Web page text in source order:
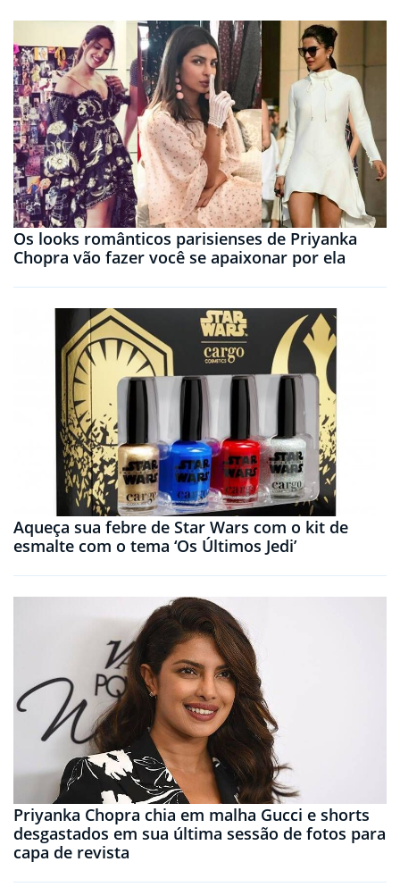
Os looks românticos parisienses de Priyanka
Chopra vão fazer você se apaixonar por ela
Aqueça sua febre de Star Wars com o kit de
esmalte com o tema ‘Os Últimos Jedi’
Priyanka Chopra chia em malha Gucci e shorts
desgastados em sua última sessão de fotos para
capa de revista